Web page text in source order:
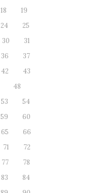
18
19
24
25
30
31
36
37
42
43
48
53
54
59
60
65
66
71
72
77
78
83
84